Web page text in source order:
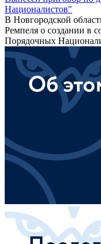
Националистов"
В Новгородской
Ремпеля о создании в
Порядочных